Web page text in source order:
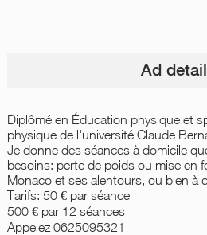
Ad
Diplômé en Éducation physique et
physique de l'université Claude
Je donne des séances à domicile
besoins: perte de poids ou mise en
Monaco et ses alentours, ou bien à
Tarifs: 50 € par séance
500 € par 12 séances
Appelez 0625095321